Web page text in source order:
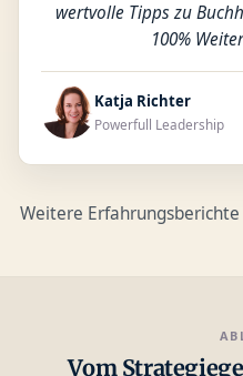
wertvolle Tipps zu
100%
Katja Richter
Powerfull Leadership
Weitere
Vom